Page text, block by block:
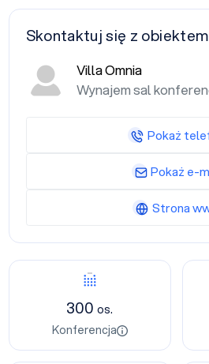
Konferencja
300os.
Konferencja
Skontaktuj się z obiektem
Villa Omnia
Wynajem sal
Pokaż
Pokaż e-
Strona